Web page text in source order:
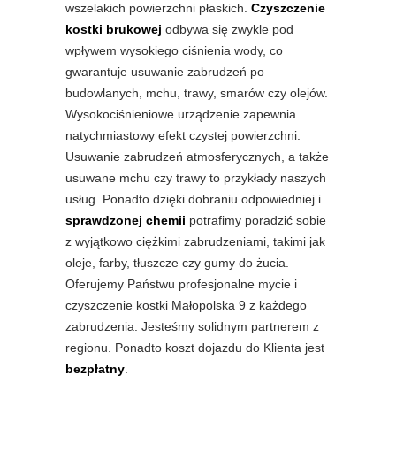
wszelakich powierzchni płaskich. Czyszczenie
kostki brukowej odbywa się zwykle pod
wpływem wysokiego ciśnienia wody, co
gwarantuje usuwanie zabrudzeń po
budowlanych, mchu, trawy, smarów czy olejów.
Wysokociśnieniowe urządzenie zapewnia
natychmiastowy efekt czystej powierzchni.
Usuwanie zabrudzeń atmosferycznych, a także
usuwane mchu czy trawy to przykłady naszych
usług. Ponadto dzięki dobraniu odpowiedniej i
sprawdzonej chemii potrafimy poradzić sobie
z wyjątkowo ciężkimi zabrudzeniami, takimi jak
oleje, farby, tłuszcze czy gumy do żucia.
Oferujemy Państwu profesjonalne mycie i
czyszczenie kostki Małopolska 9 z każdego
zabrudzenia. Jesteśmy solidnym partnerem z
regionu. Ponadto koszt dojazdu do Klienta jest
bezpłatny.